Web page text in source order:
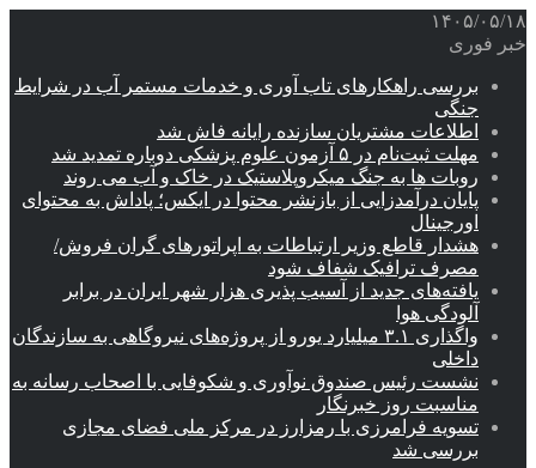
۱۴۰۵/۰۵/۱۸
خبر فوری
بررسی راهکارهای تاب آوری و خدمات مستمر آب در شرایط
جنگی
اطلاعات مشتریان سازنده رایانه فاش شد
مهلت ثبت‌نام در ۵ آزمون علوم پزشکی دوباره تمدید شد
روبات ها به جنگ میکروپلاستیک در خاک و آب می روند
پایان درآمدزایی از بازنشر محتوا در ایکس؛ پاداش به محتوای
اورجینال
هشدار قاطع وزیر ارتباطات به اپراتورهای گران فروش/
مصرف ترافیک شفاف شود
یافته‌های جدید از آسیب پذیری هزار شهر ایران در برابر
آلودگی هوا
واگذاری ۳.۱ میلیارد یورو از پروژه‌های نیروگاهی به سازندگان
داخلی
نشست رئیس صندوق نوآوری و شکوفایی با اصحاب رسانه به
مناسبت روز خبرنگار
تسویه فرامرزی با رمزارز در مرکز ملی فضای مجازی
بررسی شد